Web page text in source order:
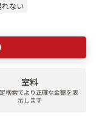
ない
室料
検索でより正確な金額を表
示します